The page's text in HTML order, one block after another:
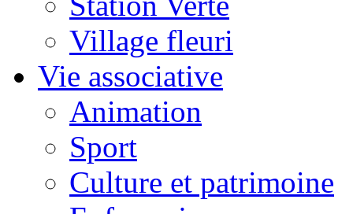
Village fleuri
Vie associative
Animation
Sport
Culture et patrimoine